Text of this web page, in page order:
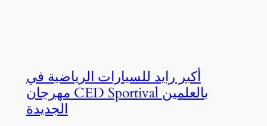
أكبر رايد للسيارات الرياضية في
مهرجان CED Sportival بالعلمين
الجديدة